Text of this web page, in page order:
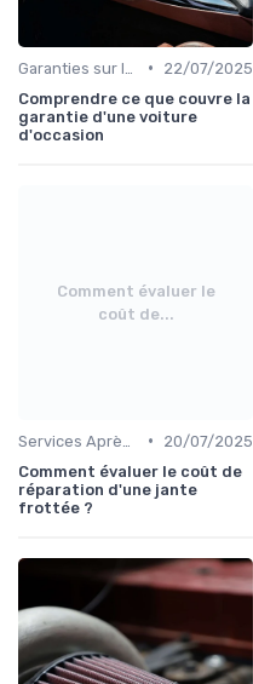
•
22/07/2025
Comprendre ce que couvre la
garantie d'une voiture
d'occasion
Comment évaluer le
coût de...
•
20/07/2025
Comment évaluer le coût de
réparation d'une jante
frottée ?